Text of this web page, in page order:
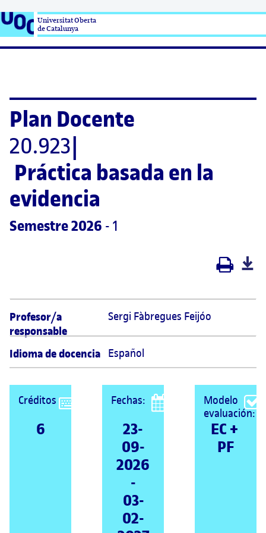
Universitat Oberta
de Catalunya
Plan Docente
20.923
Práctica basada en la
evidencia
Semestre 2026 - 1
Profesor/a
responsable
Sergi Fàbregues Feijóo
Idioma de docencia Español
Créditos
6
Fechas:
23-
09-
2026
-
03-
02-
Modelo
evaluación:
EC +
PF